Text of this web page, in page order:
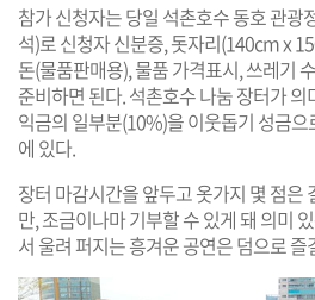
참가 신청자는 당일 석촌호수 동호 관광
석)로 신청자 신분증, 돗자리(140cm x
돈(물품판매용), 물품 가격표시, 쓰레기
준비하면 된다. 석촌호수 나눔 장터가
익금의 일부분(10%)을 이웃돕기 성금
에 있다.
장터 마감시간을 앞두고 옷가지 몇 점은
만, 조금이나마 기부할 수 있게 돼 의미
서 울려 퍼지는 흥겨운 공연은 덤으로 즐